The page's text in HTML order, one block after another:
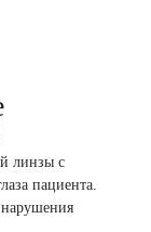
линзы с
пациента.